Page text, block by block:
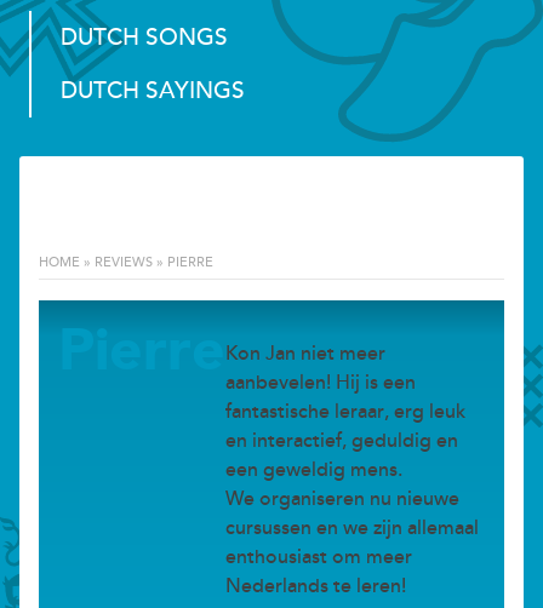
DUTCH SONGS
DUTCH SAYINGS
HOME » REVIEWS » PIERRE
Pierre Kon Jan niet meer
aanbevelen! Hij is een
fantastische leraar, erg leuk
en interactief, geduldig en
een geweldig mens.
We organiseren nu nieuwe
cursussen en we zijn allemaal
enthousiast om meer
Nederlands te leren!